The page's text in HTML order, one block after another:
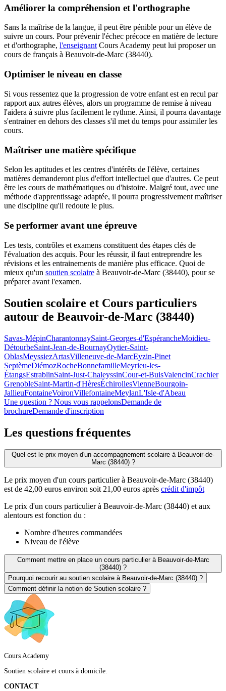
Améliorer la compréhension et l'orthographe
Sans la maîtrise de la langue, il peut être pénible pour un élève de
suivre un cours. Pour prévenir l'échec précoce en matière de lecture
et d'orthographe, l'enseignantCours Academy peut lui proposer un
cours de français à Beauvoir-de-Marc (38440).
Optimiser le niveau en classe
Si vous ressentez que la progression de votre enfant est en recul par
rapport aux autres élèves, alors un programme de remise à niveau
l'aidera à suivre plus facilement le rythme. Ainsi, il pourra davantage
s'entrainer en dehors des classes s'il met du temps pour assimiler les
cours.
Maîtriser une matière spécifique
Selon les aptitudes et les centres d'intérêts de l'élève, certaines
matières demanderont plus d'effort intellectuel que d'autres. Ce peut
être les cours de mathématiques ou d'histoire. Malgré tout, avec une
méthode d'apprentissage adaptée, il pourra progressivement maîtriser
une discipline qu'il redoute le plus.
Se performer avant une épreuve
Les tests, contrôles et examens constituent des étapes clés de
l'évaluation des acquis. Pour les réussir, il faut entreprendre les
révisions et les entrainements de manière plus efficace. Quoi de
mieux qu'un soutien scolaire à Beauvoir-de-Marc (38440), pour se
préparer avant l'examen.
Soutien scolaire et Cours particuliers
autour de Beauvoir-de-Marc (38440)
Savas-MépinCharantonnaySaint-Georges-d'EspérancheMoidieu-
DétourbeSaint-Jean-de-BournayOytier-Saint-
OblasMeyssiezArtasVilleneuve-de-MarcEyzin-Pinet
SeptèmeDiémozRocheBonnefamilleMeyrieu-les-
ÉtangsEstrablinSaint-Just-ChaleyssinCour-et-BuisValencinCrachier
GrenobleSaint-Martin-d'HèresÉchirollesVienneBourgoin-
JallieuFontaineVoironVillefontaineMeylanL'Isle-d'Abeau
Une question ? Nous vous rappelonsDemande de
brochureDemande d'inscription
Les questions fréquentes
Quel est le prix moyen d'un accompagnement scolaire à Beauvoir-de-
Marc (38440) ?
Le prix moyen d'un cours particulier à Beauvoir-de-Marc (38440)
est de 42,00 euros environ soit 21,00 euros après crédit d'impôt
Le prix d'un cours particulier à Beauvoir-de-Marc (38440) et aux
alentours est fonction du :
Nombre d'heures commandées
Niveau de l'élève
Comment mettre en place un cours particulier à Beauvoir-de-Marc
(38440) ?
Pourquoi recourir au soutien scolaire à Beauvoir-de-Marc (38440) ?
Comment définir la notion de Soutien scolaire ?
Cours Academy
Soutien scolaire et cours à domicile.
CONTACT